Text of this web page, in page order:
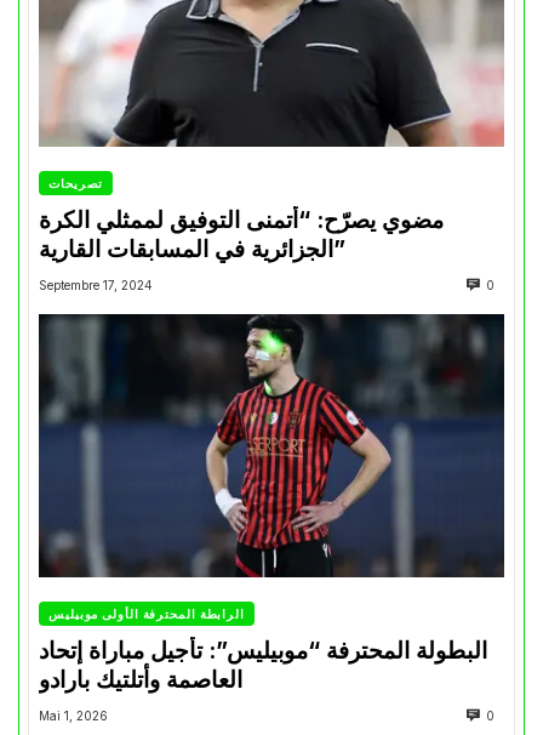
تصريحات
مضوي يصرّح: “أتمنى التوفيق لممثلي الكرة
الجزائرية في المسابقات القارية”
Septembre 17, 2024 0
الرابطة المحترفة الأولى موبيليس
البطولة المحترفة “موبيليس”: تأجيل مباراة إتحاد
العاصمة وأتلتيك بارادو
Mai 1, 2026 0